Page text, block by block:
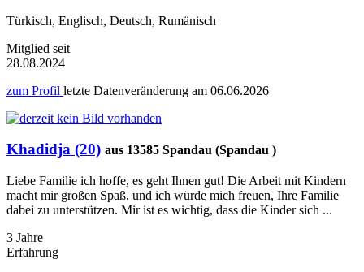
Türkisch, Englisch, Deutsch, Rumänisch
Mitglied seit
28.08.2024
zum Profil letzte Datenveränderung am 06.06.2026
Khadidja (20) aus 13585 Spandau (Spandau )
Liebe Familie ich hoffe, es geht Ihnen gut! Die Arbeit mit Kindern
macht mir großen Spaß, und ich würde mich freuen, Ihre Familie
dabei zu unterstützen. Mir ist es wichtig, dass die Kinder sich ...
3 Jahre
Erfahrung